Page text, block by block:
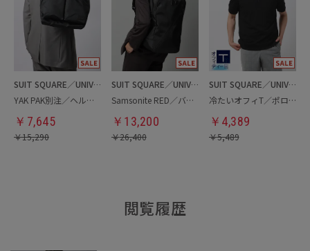
SUIT SQUARE／UNIVERSAL LANGUAGE
YAK PAK別注／ヘルメットバッグ
￥ 7,645
￥15,290
SUIT SQUARE／UNIVERSAL LANGUAGE
Samsonite RED／バックパック
￥ 13,200
￥26,400
SUIT SQUARE／UNIVERSAL LANGUAGE
冷たいオフィT／ポロシャツ
￥ 4,389
￥5,489
閲覧履歴